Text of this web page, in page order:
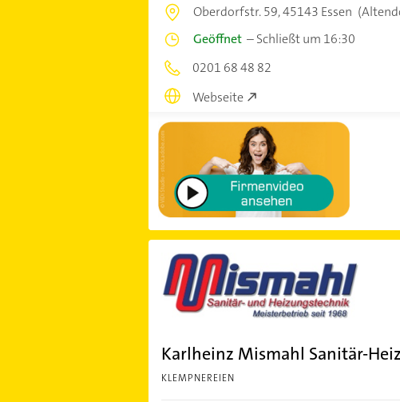
Oberdorfstr. 59,45143 Essen
Geöffnet–Schließt um 16:30
0201 68 48 82
Webseite
Karlheinz Mismahl Sanitär-
KLEMPNEREIEN